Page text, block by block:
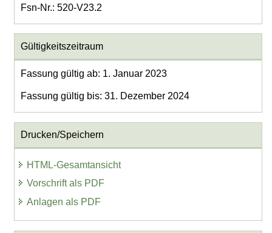
Fsn-Nr.: 520-V23.2
Gültigkeitszeitraum
Fassung gültig ab: 1. Januar 2023
Fassung gültig bis: 31. Dezember 2024
Drucken/Speichern
HTML-Gesamtansicht
Vorschrift als PDF
Anlagen als PDF